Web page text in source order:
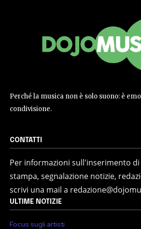
Perché la musica non è solo suono: è
condivisione.
CONTATTI
Per informazioni sull'inserimento
stampa, segnalazione notizie,
scrivi una mail a
ULTIME NOTIZIE
Focus sugli artisti